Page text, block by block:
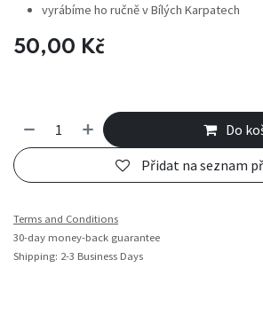
vyrábíme ho ručně v Bílých Karpatech
50,00 Kč
Do
Přidat na seznam
Terms and Conditions
30-day money-back guarantee
Shipping: 2-3 Business Days